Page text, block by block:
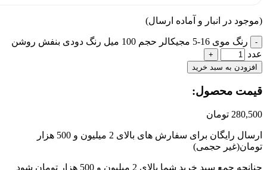
در انبار و آماده ارسال)
رنگ موی 16-5 مجیکالر حجم 100 میل رنگ دودی بنفش روشن
به سبد خرید
محصول:​
تومان
ارسال رایگان برای سفارش های بالای 2 میلیون و 500 هزار
حجمی)
چنانچه جمع سبد خرید شما بالای 2 میلیون و 500 هزار تومان شود